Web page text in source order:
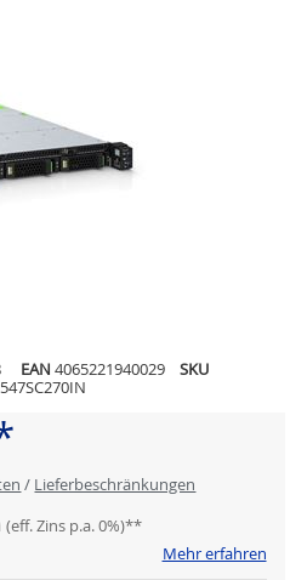
EAN 4065221940029
SKU
/ Lieferbeschränkungen
(eff. Zins p.a. 0%)**
Mehr erfahren